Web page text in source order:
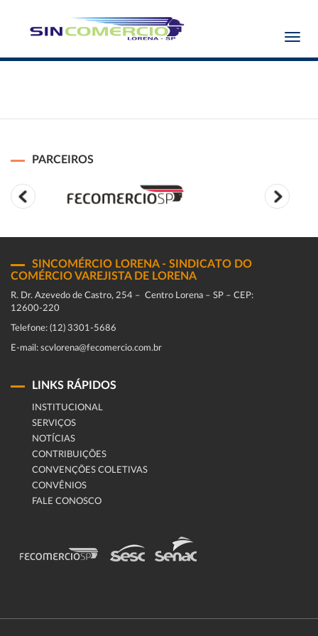
PARCEIROS
SINCOMÉRCIO LORENA - SINDICATO DO
COMÉRCIO VAREJISTA DE LORENA
R. Dr. Azevedo de Castro, 254 – Centro Lorena – SP – CEP:
12600-220
Telefone: (12) 3301-5686
E-mail: scvlorena@fecomercio.com.br
LINKS RÁPIDOS
INSTITUCIONAL
SERVIÇOS
NOTÍCIAS
CONTRIBUIÇÕES
CONVENÇÕES COLETIVAS
CONVÊNIOS
FALE CONOSCO